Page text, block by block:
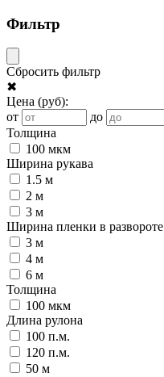
Фильтр
Сбросить фильтр
✖
Цена (руб):
от
до
Толщина
100 мкм
Ширина рукава
1.5 м
2 м
3 м
Ширина пленки в развороте
3 м
4 м
6 м
Толщина
100 мкм
Длина рулона
100 п.м.
120 п.м.
50 м